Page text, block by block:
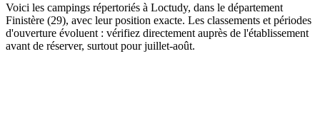
Voici les campings répertoriés à Loctudy, dans le département
Finistère (29), avec leur position exacte. Les classements et périodes
d'ouverture évoluent : vérifiez directement auprès de l'établissement
avant de réserver, surtout pour juillet-août.